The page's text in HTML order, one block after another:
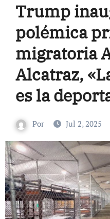
Trump
polémica
migratoria
Alcatraz,
es la
Por Jul 2, 2025